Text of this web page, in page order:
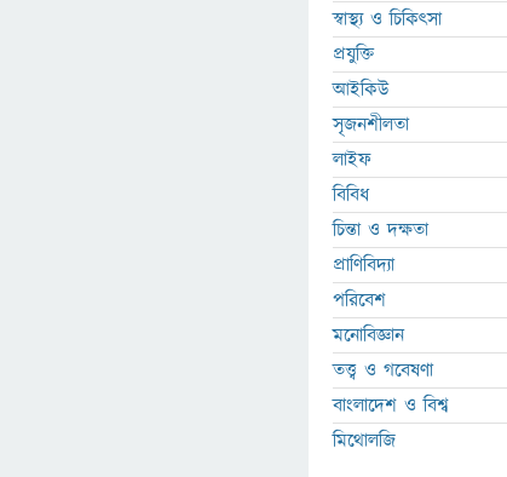
স্বাস্থ্য ও চিকিৎসা
প্রযুক্তি
আইকিউ
সৃজনশীলতা
লাইফ
বিবিধ
চিন্তা ও দক্ষতা
প্রাণিবিদ্যা
পরিবেশ
মনোবিজ্ঞান
তত্ত্ব ও গবেষণা
বাংলাদেশ ও বিশ্ব
মিথোলজি